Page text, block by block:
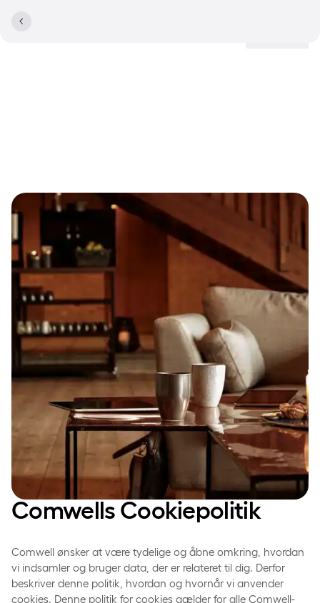
Comwells Cookiepolitik
Comwell ønsker at være tydelige og åbne omkring, hvordan
vi indsamler og bruger data, der er relateret til dig. Derfor
beskriver denne politik, hvordan og hvornår vi anvender
cookies. Denne politik for cookies gælder for alle Comwell-